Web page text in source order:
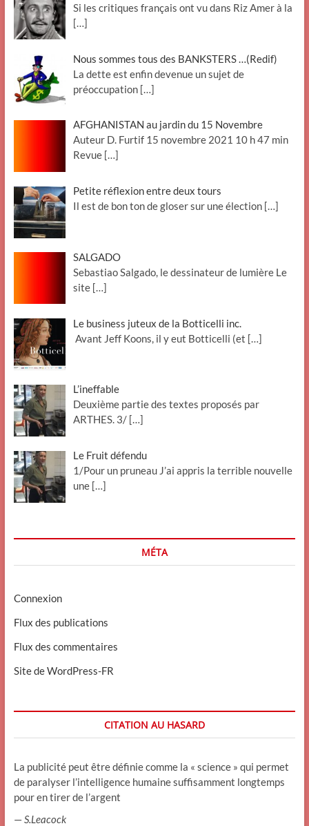
Si les critiques français ont vu dans Riz Amer à la
[…]
Nous sommes tous des BANKSTERS …(Redif)
La dette est enfin devenue un sujet de
préoccupation […]
AFGHANISTAN au jardin du 15 Novembre
Auteur D. Furtif 15 novembre 2021 10 h 47 min
Revue […]
Petite réflexion entre deux tours
Il est de bon ton de gloser sur une élection […]
SALGADO
Sebastiao Salgado, le dessinateur de lumière Le
site […]
Le business juteux de la Botticelli inc.
Avant Jeff Koons, il y eut Botticelli (et […]
L’ineffable
Deuxième partie des textes proposés par
ARTHES. 3/ […]
Le Fruit défendu
1/Pour un pruneau J’ai appris la terrible nouvelle
une […]
MÉTA
Connexion
Flux des publications
Flux des commentaires
Site de WordPress-FR
CITATION AU HASARD
La publicité peut être définie comme la « science » qui permet
de paralyser l’intelligence humaine suffisamment longtemps
pour en tirer de l’argent
—S.Leacock